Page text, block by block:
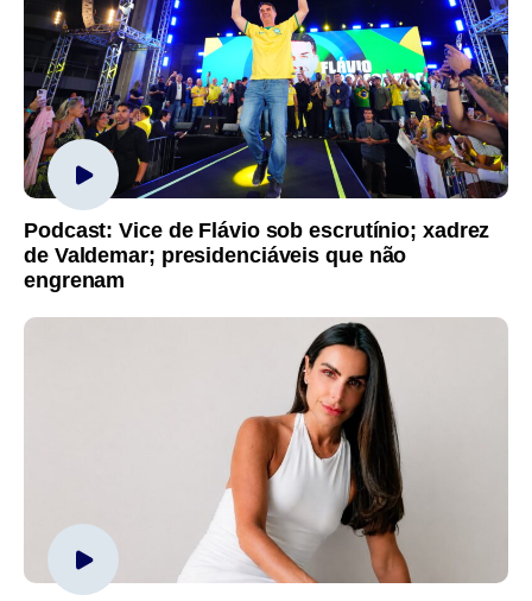
Podcast: Vice de Flávio sob escrutínio; xadrez
de Valdemar; presidenciáveis que não
engrenam